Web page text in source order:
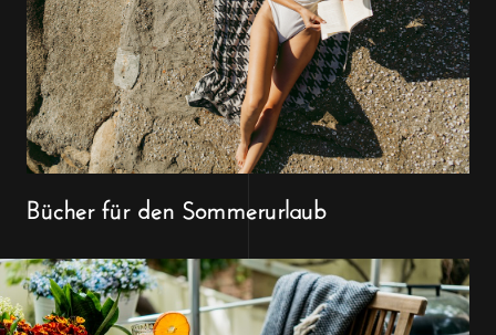
Bücher für den Sommerurlaub